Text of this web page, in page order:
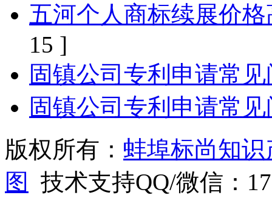
五河个人商标续展价
15 ]
固镇公司专利申请常
固镇公司专利申请常
版权所有： 蚌埠标尚知
图
技术支持QQ/微信：